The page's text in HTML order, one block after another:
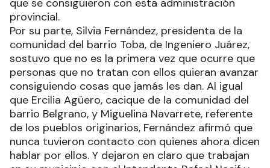
que se consiguieron con esta administración
provincial.
Por su parte, Silvia Fernández, presidenta de la
comunidad del barrio Toba, de Ingeniero Juárez,
sostuvo que no es la primera vez que ocurre que
personas que no tratan con ellos quieran avanzar
consiguiendo cosas que jamás les dan. Al igual
que Ercilia Agüero, cacique de la comunidad del
barrio Belgrano, y Miguelina Navarrete, referente
de los pueblos originarios, Fernández afirmó que
nunca tuvieron contacto con quienes ahora dicen
hablar por ellos. Y dejaron en claro que trabajan